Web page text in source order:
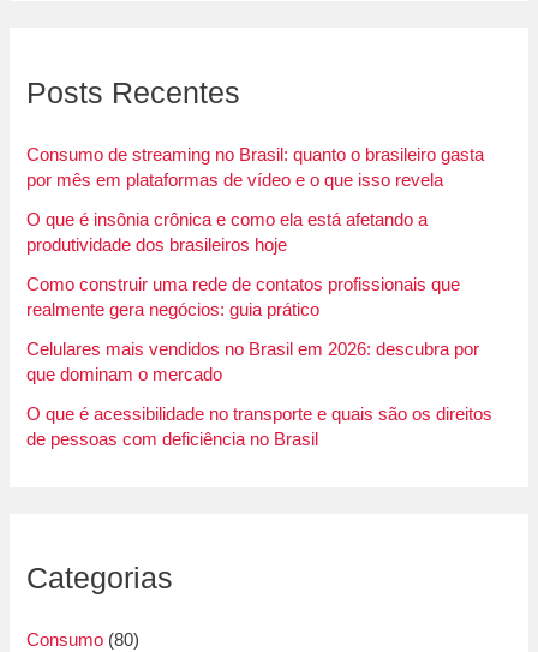
Posts Recentes
Consumo de streaming no Brasil: quanto o brasileiro gasta
por mês em plataformas de vídeo e o que isso revela
O que é insônia crônica e como ela está afetando a
produtividade dos brasileiros hoje
Como construir uma rede de contatos profissionais que
realmente gera negócios: guia prático
Celulares mais vendidos no Brasil em 2026: descubra por
que dominam o mercado
O que é acessibilidade no transporte e quais são os direitos
de pessoas com deficiência no Brasil
Categorias
Consumo (80)